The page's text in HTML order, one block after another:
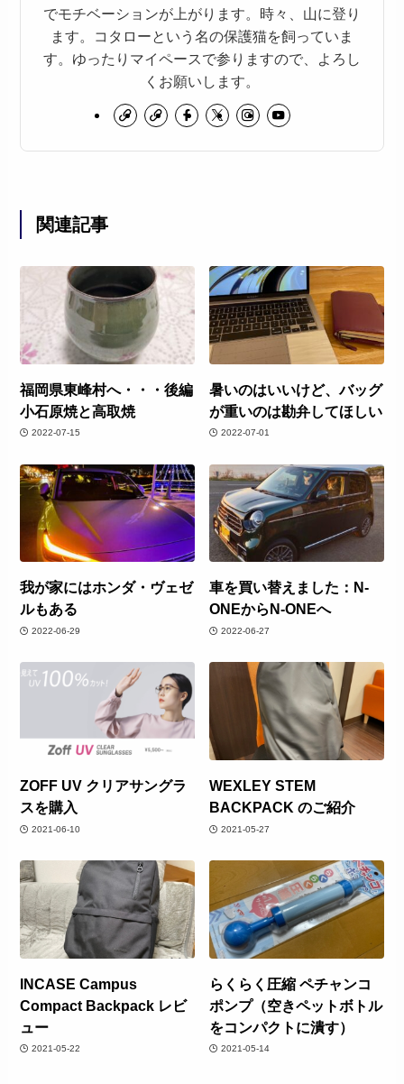
でモチベーションが上がります。時々、山に登り
ます。コタローという名の保護猫を飼っていま
す。ゆったりマイペースで参りますので、よろし
くお願いします。
関連記事
福岡県東峰村へ・・・後編
小石原焼と高取焼
2022-07-15
暑いのはいいけど、バッグ
が重いのは勘弁してほしい
2022-07-01
我が家にはホンダ・ヴェゼ
ルもある
2022-06-29
車を買い替えました：N-
ONEからN-ONEへ
2022-06-27
ZOFF UV クリアサングラ
スを購入
2021-06-10
WEXLEY STEM
BACKPACK のご紹介
2021-05-27
INCASE Campus
Compact Backpack レビ
ュー
2021-05-22
らくらく圧縮 ペチャンコ
ポンプ（空きペットボトル
をコンパクトに潰す）
2021-05-14